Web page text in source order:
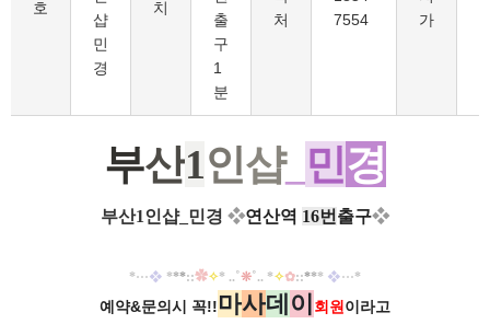
호
샵
민
경
치
출
구
1
분
처
7554
가
부산1인샵_ 민경
부산1인샵_민경 ❖연산역 16번 출구❖
*···❖ ***::✿✧* ..˚❊˚.. *✧✿::*** ❖···*
예약&문의시 꼭!!마사데 이 회원 이라고